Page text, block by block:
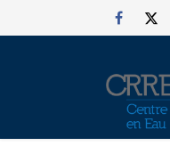
Se rendre au contenu